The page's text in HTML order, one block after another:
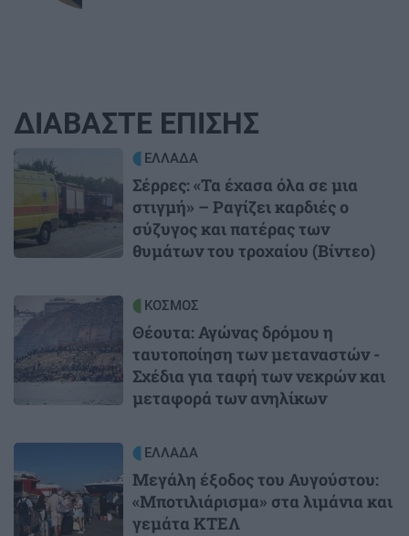
ΔΙΑΒΑΣΤΕ ΕΠΙΣΗΣ
Image ΕΛΛΑΔΑ
Σέρρες: «Τα έχασα όλα σε μια
στιγμή» – Ραγίζει καρδιές ο
σύζυγος και πατέρας των
θυμάτων του τροχαίου (Βίντεο)
Image ΚΟΣΜΟΣ
Θέουτα: Αγώνας δρόμου η
ταυτοποίηση των μεταναστών -
Σχέδια για ταφή των νεκρών και
μεταφορά των ανηλίκων
ΕΛΛΑΔΑ
Μεγάλη έξοδος του Αυγούστου:
«Μποτιλιάρισμα» στα λιμάνια και
γεμάτα ΚΤΕΛ